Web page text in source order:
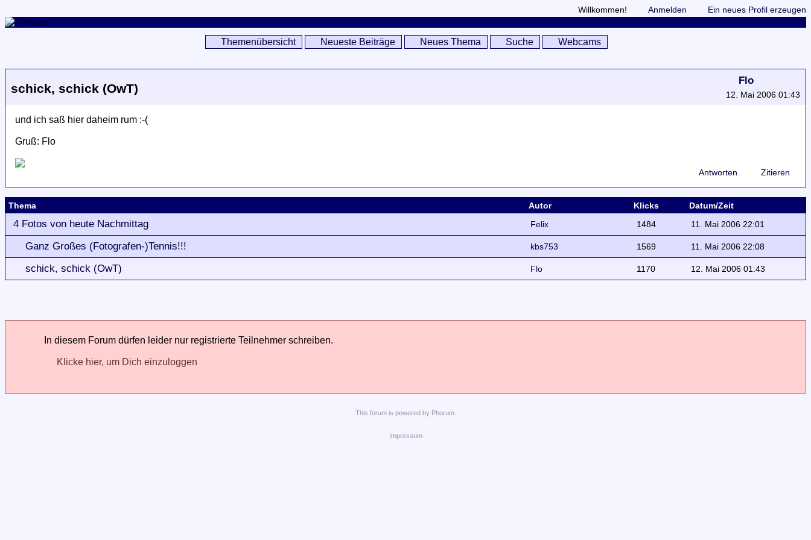
Willkommen! Anmelden Ein neues Profil erzeugen
Themenübersicht Neueste Beiträge Neues Thema Suche Webcams
schick, schick (OwT)
Flo
12. Mai 2006 01:43
und ich saß hier daheim rum :-(
Gruß: Flo
Antworten Zitieren
Thema Autor Klicks Datum/Zeit
4 Fotos von heute Nachmittag Felix 1484 11. Mai 2006 22:01
Ganz Großes (Fotografen-)Tennis!!! kbs753 1569 11. Mai 2006 22:08
schick, schick (OwT) Flo 1170 12. Mai 2006 01:43
In diesem Forum dürfen leider nur registrierte Teilnehmer schreiben.
Klicke hier, um Dich einzuloggen
This forumis powered by Phorum.
Impressum